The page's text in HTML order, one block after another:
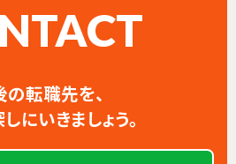
転職先を、
にいきましょう。